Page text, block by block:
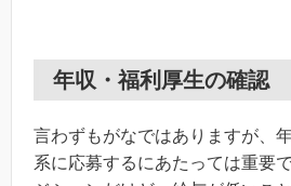
年収・福利厚生の確認
言わずもがなではありますが、
系に応募するにあたっては重要